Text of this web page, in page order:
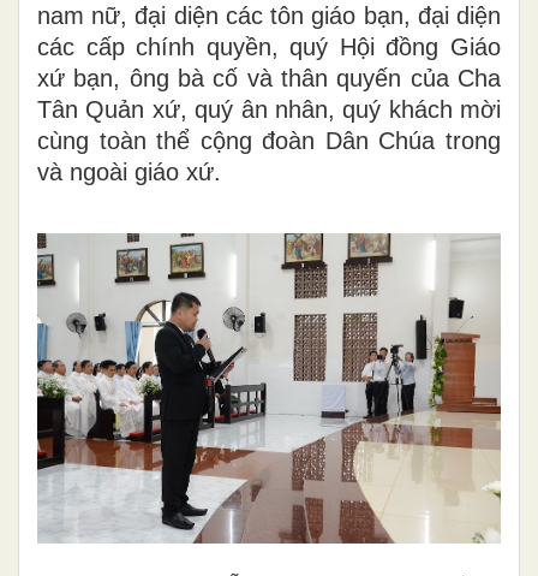
nam nữ, đại diện các tôn giáo bạn, đại diện
các cấp chính quyền, quý Hội đồng Giáo
xứ bạn, ông bà cố và thân quyến của Cha
Tân Quản xứ, quý ân nhân, quý khách mời
cùng toàn thể cộng đoàn Dân Chúa trong
và ngoài giáo xứ.